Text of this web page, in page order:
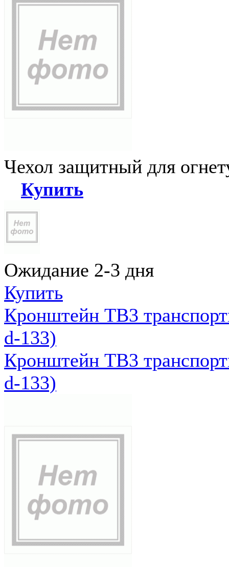
Чехол защитный для
Купить
Ожидание 2-3 дня
Купить
Кронштейн ТВ3
d-133)
Кронштейн ТВ3
d-133)